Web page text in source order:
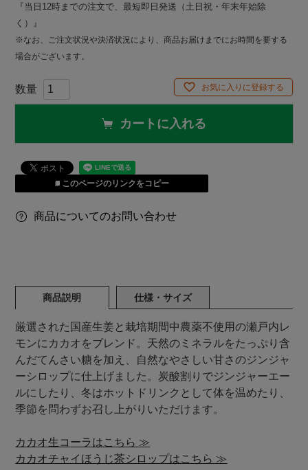
『当日12時までの注文で、最短即日発送（土日祝・年末年始除
く）』
※なお、ご注文状況や決済状況により、商品お届けまでにお時間を要する
場合がございます。
お気に入りに登録する
カートに入れる
このページのリンクをコピー
商品についてのお問い合わせ
商品説明 仕様・サイズ
厳選された国産生姜と栽培期間中農薬不使用の瀬戸内レ
モンにカカオをブレンド。天然のミネラルをたっぷり含
んだてんさい糖を加え、自然なやさしい甘さのジンジャ
ーシロップに仕上げました。炭酸割りでジンジャーエー
ルにしたり、冬はホットドリンクとして体を温めたり、
季節を問わずお召し上がりいただけます。
カカオ生コーラはこちら ≫
カカオチャイほうじ茶シロップはこちら ≫